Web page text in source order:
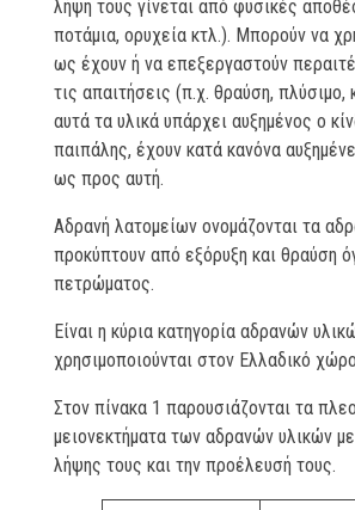
λήψη τους γίνεται από φυσικές
ποτάμια, ορυχεία κτλ.). Μπορούν να
ως έχουν ή να επεξεργαστούν
τις απαιτήσεις (π.χ. θραύση, πλύσιμο,
αυτά τα υλικά υπάρχει αυξημένος ο
παιπάλης, έχουν κατά κανόνα
ως προς αυτή.
Αδρανή λατομείων ονομάζονται τα
προκύπτουν από εξόρυξη και θραύση
πετρώματος.
Είναι η κύρια κατηγορία αδρανών
χρησιμοποιούνται στον Ελλαδικό
Στον πίνακα 1 παρουσιάζονται τα
μειονεκτήματα των αδρανών υλικών
λήψης τους και την προέλευσή τους.